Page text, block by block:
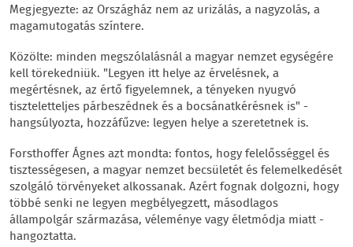
Megjegyezte: az Országház nem az urizálás, a nagyzolás, a
magamutogatás színtere.
Közölte: minden megszólalásnál a magyar nemzet egységére
kell törekedniük. "Legyen itt helye az érvelésnek, a
megértésnek, az értő figyelemnek, a tényeken nyugvó
tiszteletteljes párbeszédnek és a bocsánatkérésnek is" -
hangsúlyozta, hozzáfűzve: legyen helye a szeretetnek is.
Forsthoffer Ágnes azt mondta: fontos, hogy felelősséggel és
tisztességesen, a magyar nemzet becsületét és felemelkedését
szolgáló törvényeket alkossanak. Azért fognak dolgozni, hogy
többé senki ne legyen megbélyegzett, másodlagos
állampolgár származása, véleménye vagy életmódja miatt -
hangoztatta.